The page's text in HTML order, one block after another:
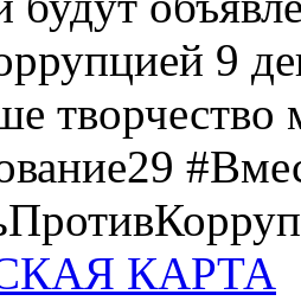
9
творчество
КАРТА